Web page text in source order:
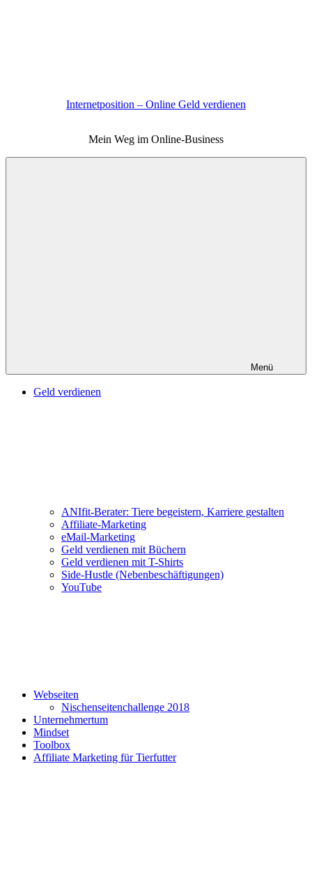
Internetposition – Online Geld verdienen
Mein Weg im Online-Business
Menü
Geld verdienen
ANIfit-Berater: Tiere begeistern, Karriere gestalten
Affiliate-Marketing
eMail-Marketing
Geld verdienen mit Büchern
Geld verdienen mit T-Shirts
Side-Hustle (Nebenbeschäftigungen)
YouTube
Webseiten
Nischenseitenchallenge 2018
Unternehmertum
Mindset
Toolbox
Affiliate Marketing für Tierfutter